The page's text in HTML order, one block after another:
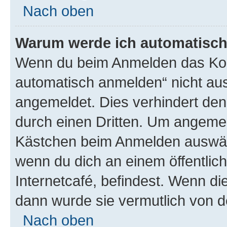
Nach oben
Warum werde ich
Wenn du beim Anmelden das
automatisch anmelden“ nicht
angemeldet. Dies verhindert
durch einen Dritten. Um
Kästchen beim Anmelden
wenn du dich an einem
Internetcafé, befindest. Wenn
dann wurde sie vermutlich von
Nach oben